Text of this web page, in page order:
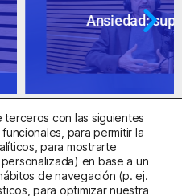
cuestionables
con el código E08737002
terceros con las siguientes
para permitir la
para mostrarte
en base a un
de navegación (p. ej.
para optimizar nuestra